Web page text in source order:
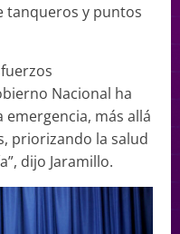
tanqueros y puntos
Nacional ha
más allá
priorizando la salud
dijo Jaramillo.